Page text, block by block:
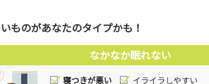
などの症状が起こると考えま
に関与します。また、自律
、このような自律神経の働き
ものがあなたのタイプかも！
なかなか眠れない
寝つきが悪い
イライラしやすい